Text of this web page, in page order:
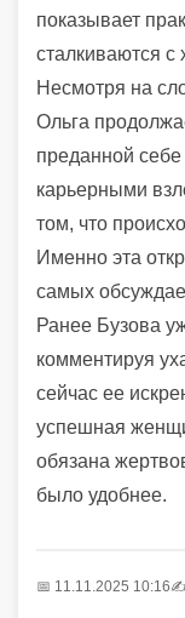
показывает
сталкиваются с
Несмотря на
Ольга
преданной
карьерными
том, что
Именно эта
самых
Ранее Бузова
комментируя
сейчас ее
успешная
обязана
было удобнее.
📅 11.11.2025 10:16